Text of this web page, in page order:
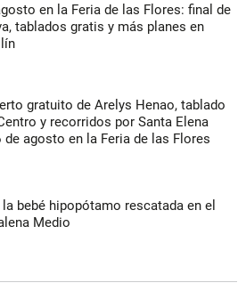
en la Feria de las Flores: final de
tablados gratis y más planes en
gratuito de Arelys Henao, tablado
y recorridos por Santa Elena
de agosto en la Feria de las Flores
bebé hipopótamo rescatada en el
Medio